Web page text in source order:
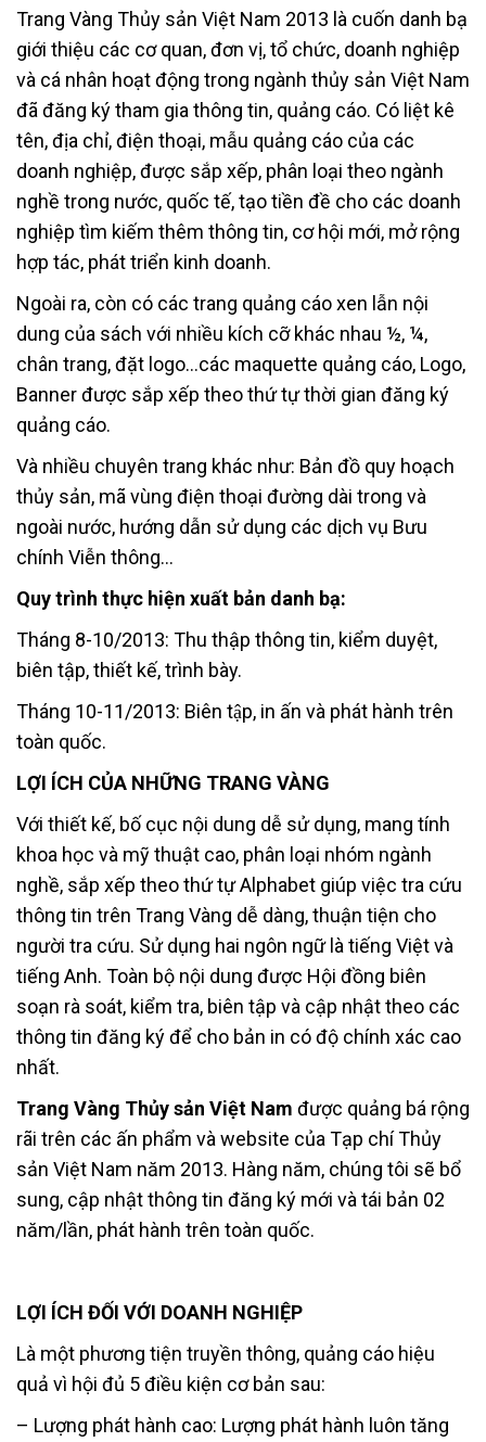
Trang Vàng Thủy sản Việt Nam 2013 là cuốn danh bạ
giới thiệu các cơ quan, đơn vị, tổ chức, doanh nghiệp
và cá nhân hoạt động trong ngành thủy sản Việt Nam
đã đăng ký tham gia thông tin, quảng cáo. Có liệt kê
tên, địa chỉ, điện thoại, mẫu quảng cáo của các
doanh nghiệp, được sắp xếp, phân loại theo ngành
nghề trong nước, quốc tế, tạo tiền đề cho các doanh
nghiệp tìm kiếm thêm thông tin, cơ hội mới, mở rộng
hợp tác, phát triển kinh doanh.
Ngoài ra, còn có các trang quảng cáo xen lẫn nội
dung của sách với nhiều kích cỡ khác nhau ½, ¼,
chân trang, đặt logo…các maquette quảng cáo, Logo,
Banner được sắp xếp theo thứ tự thời gian đăng ký
quảng cáo.
Và nhiều chuyên trang khác như: Bản đồ quy hoạch
thủy sản, mã vùng điện thoại đường dài trong và
ngoài nước, hướng dẫn sử dụng các dịch vụ Bưu
chính Viễn thông…
Quy trình thực hiện xuất bản danh bạ:
Tháng 8-10/2013: Thu thập thông tin, kiểm duyệt,
biên tập, thiết kế, trình bày.
Tháng 10-11/2013: Biên tập, in ấn và phát hành trên
toàn quốc.
LỢI ÍCH CỦA NHỮNG TRANG VÀNG
Với thiết kế, bố cục nội dung dễ sử dụng, mang tính
khoa học và mỹ thuật cao, phân loại nhóm ngành
nghề, sắp xếp theo thứ tự Alphabet giúp việc tra cứu
thông tin trên Trang Vàng dễ dàng, thuận tiện cho
người tra cứu. Sử dụng hai ngôn ngữ là tiếng Việt và
tiếng Anh. Toàn bộ nội dung được Hội đồng biên
soạn rà soát, kiểm tra, biên tập và cập nhật theo các
thông tin đăng ký để cho bản in có độ chính xác cao
nhất.
Trang Vàng Thủy sản Việt Nam được quảng bá rộng
rãi trên các ấn phẩm và website của Tạp chí Thủy
sản Việt Nam năm 2013. Hàng năm, chúng tôi sẽ bổ
sung, cập nhật thông tin đăng ký mới và tái bản 02
năm/lần, phát hành trên toàn quốc.
LỢI ÍCH ĐỐI VỚI DOANH NGHIỆP
Là một phương tiện truyền thông, quảng cáo hiệu
quả vì hội đủ 5 điều kiện cơ bản sau:
– Lượng phát hành cao: Lượng phát hành luôn tăng